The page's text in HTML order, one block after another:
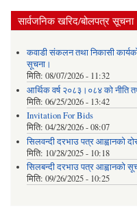
सार्वजनिक खरिद/बोलपत्र सूचना
कवाडी संकलन तथा निकासी
सूचना।
मिति: 08/07/2026 - 11:32
आर्थिक वर्ष २०८३।०८४ को नीति
मिति: 06/25/2026 - 13:42
Invitation For Bids
मिति: 04/28/2026 - 08:07
सिलवन्दी दरभाउ पत्र आह्वानको
मिति: 10/28/2025 - 10:18
सिलबन्दी दरभाउ पत्र आह्वानको
मिति: 09/26/2025 - 10:25